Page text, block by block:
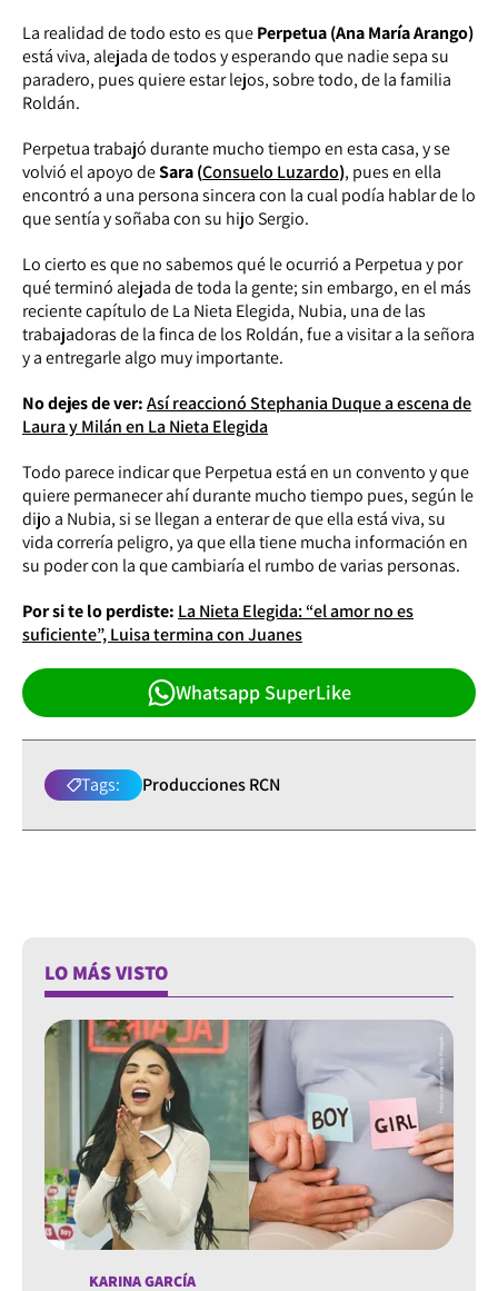
La realidad de todo esto es quePerpetua (Ana María Arango)
está viva, alejada de todos y esperando que nadie sepa su
paradero, pues quiere estar lejos, sobre todo, de la familia
Roldán.
Perpetua trabajó durante mucho tiempo en esta casa, y se
volvió el apoyo deSara (Consuelo Luzardo), pues en ella
encontró a una persona sincera con la cual podía hablar de lo
que sentía y soñaba con su hijo Sergio.
Lo cierto es que no sabemos qué le ocurrió a Perpetua y por
qué terminó alejada de toda la gente; sin embargo, en el más
reciente capítulo de La Nieta Elegida, Nubia, una de las
trabajadoras de la finca de los Roldán, fue a visitar a la señora
y a entregarle algo muy importante.
No dejes de ver:Así reaccionó Stephania Duque a escena de
Laura y Milán en La Nieta Elegida
Todo parece indicar que Perpetua está en un convento y que
quiere permanecer ahí durante mucho tiempo pues, según le
dijo a Nubia, si se llegan a enterar de que ella está viva, su
vida correría peligro, ya que ella tiene mucha información en
su poder con la que cambiaría el rumbo de varias personas.
Por si te lo perdiste: La Nieta Elegida: “el amor no es
suficiente”, Luisa termina con Juanes
Whatsapp SuperLike
Tags: Producciones RCN
LO MÁS VISTO
KARINA GARCÍA